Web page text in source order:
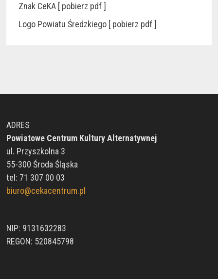
Znak CeKA [ pobierz pdf ]
Logo Powiatu Średzkiego [ pobierz pdf ]
ADRES
Powiatowe Centrum Kultury Alternatywnej
ul. Przyszkolna 3
55-300 Środa Śląska
tel: 71 307 00 03
biuro@cekacentrum.pl
NIP: 9131632283
REGON: 520845798